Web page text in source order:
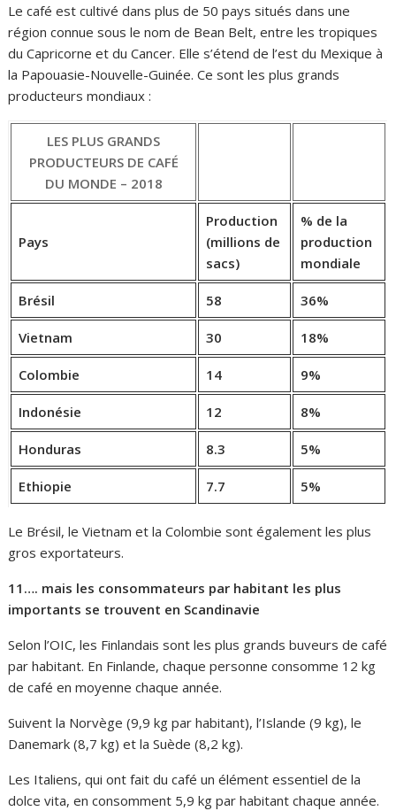
Le café est cultivé dans plus de 50 pays situés dans une
région connue sous le nom de Bean Belt, entre les tropiques
du Capricorne et du Cancer. Elle s’étend de l’est du Mexique à
la Papouasie-Nouvelle-Guinée. Ce sont les plus grands
producteurs mondiaux :
LES PLUS GRANDS
PRODUCTEURS DE CAFÉ
DU MONDE – 2018
Pays
Production
(millions de
sacs)
% de la
production
mondiale
Brésil 58 36%
Vietnam 30 18%
Colombie 14 9%
Indonésie 12 8%
Honduras 8.3 5%
Ethiopie 7.7 5%
Le Brésil, le Vietnam et la Colombie sont également les plus
gros exportateurs.
11…. mais les consommateurs par habitant les plus
importants se trouvent en Scandinavie
Selon l’OIC, les Finlandais sont les plus grands buveurs de café
par habitant. En Finlande, chaque personne consomme 12 kg
de café en moyenne chaque année.
Suivent la Norvège (9,9 kg par habitant), l’Islande (9 kg), le
Danemark (8,7 kg) et la Suède (8,2 kg).
Les Italiens, qui ont fait du café un élément essentiel de la
dolce vita, en consomment 5,9 kg par habitant chaque année.